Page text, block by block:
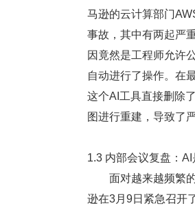
马逊的云计算部门
事故，其中有两起严
因竟然是工程师允许
自动进行了操作。在
这个AI工具直接删除
图进行重建，导致了
1.3 内部会议复盘：
面对越来越频繁的
逊在3月9日紧急召开